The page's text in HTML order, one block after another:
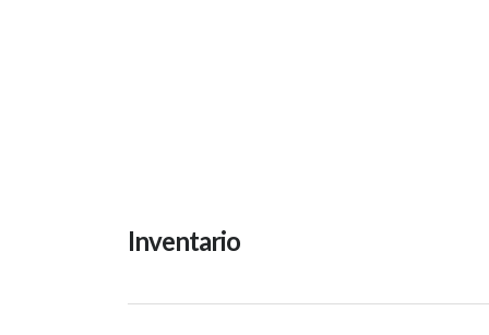
Inventario